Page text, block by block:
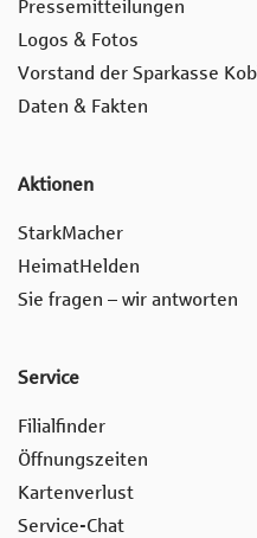
Pressemitteilungen
Logos & Fotos
Vorstand der Sparkasse
Daten & Fakten
Aktionen
StarkMacher
HeimatHelden
Sie fragen – wir antworten
Service
Filialfinder
Öffnungszeiten
Kartenverlust
Service-Chat